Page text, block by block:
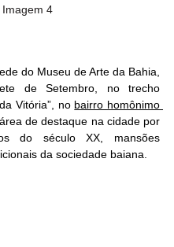
Imagem 4
do Museu de Arte da Bahia,
de Setembro, no trecho
Vitória”, no bairro homônimo
de destaque na cidade por
do século XX, mansões
da sociedade baiana.